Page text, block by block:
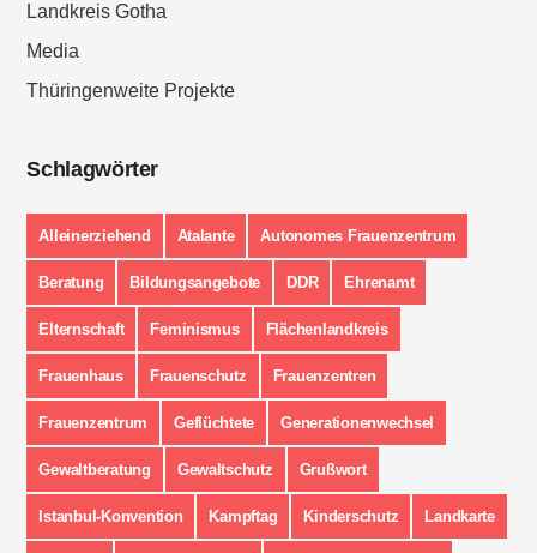
Landkreis Gotha
Media
Thüringenweite Projekte
Schlagwörter
Alleinerziehend Atalante Autonomes Frauenzentrum
Beratung Bildungsangebote DDR Ehrenamt
Elternschaft Feminismus Flächenlandkreis
Frauenhaus Frauenschutz Frauenzentren
Frauenzentrum Geflüchtete Generationenwechsel
Gewaltberatung Gewaltschutz Grußwort
Istanbul-Konvention Kampftag Kinderschutz Landkarte